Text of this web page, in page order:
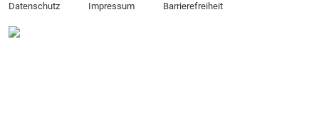
Datenschutz Impressum Barrierefreiheit